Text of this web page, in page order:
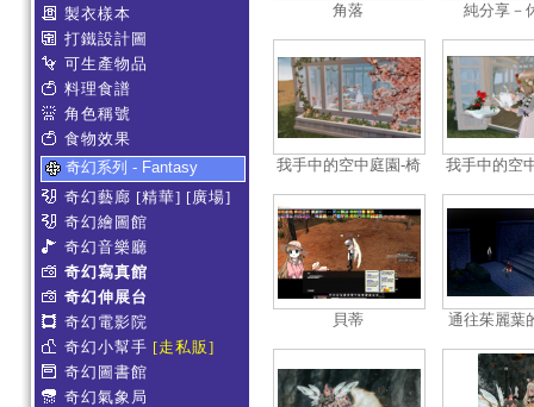
製衣樣本
打鐵設計圖
可生產物品
料理食譜
角色稱號
食物效果
奇幻系列 - Fantasy
奇幻藝廊 [精華] [廣場]
奇幻繪圖館
奇幻音樂廳
奇幻寫真館
奇幻伸展台
奇幻電影院
奇幻小幫手 [走私販]
奇幻圖書館
奇幻氣象局
角落 純分享－
我手中的空中庭園-椅
我手中的空
貝蒂
通往茱麗葉